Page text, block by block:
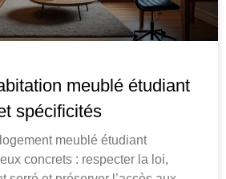
meublé étudiant
spécificités
logement meublé étudiant
concrets : respecter la loi,